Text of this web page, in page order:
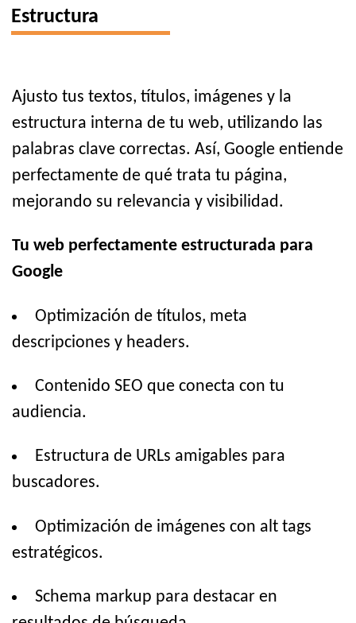
Estructura
Ajusto tus textos, títulos, imágenes y la
estructura interna de tu web, utilizando las
palabras clave correctas. Así, Google entiende
perfectamente de qué trata tu página,
mejorando su relevancia y visibilidad.
Tu web perfectamente estructurada para
Google
Optimización de títulos, meta
descripciones y headers.
Contenido SEO que conecta con tu
audiencia.
Estructura de URLs amigables para
buscadores.
Optimización de imágenes con alt tags
estratégicos.
Schema markup para destacar en